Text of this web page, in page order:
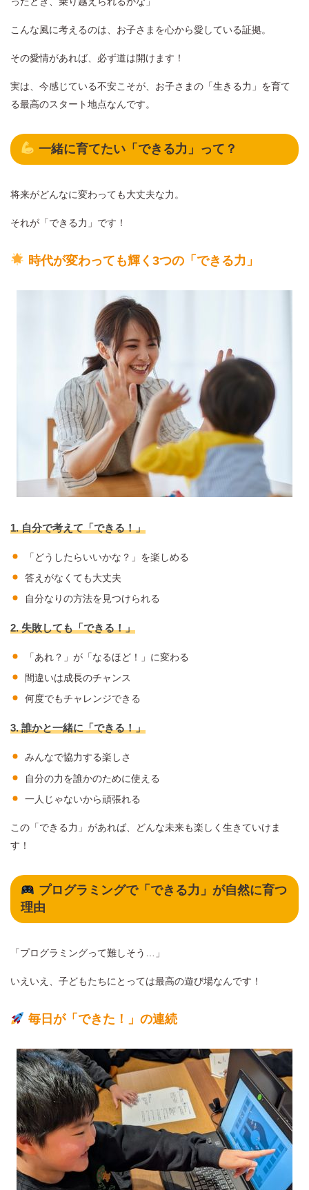
こんな風に考えるのは、お子さまを心から愛している証拠。
その愛情があれば、必ず道は開けます！
実は、今感じている不安こそが、お子さまの「生きる力」を育て
る最高のスタート地点なんです。
一緒に育てたい「できる力」って？
将来がどんなに変わっても大丈夫な力。
それが「できる力」です！
時代が変わっても輝く3つの「できる力」
1. 自分で考えて「できる！」
「どうしたらいいかな？」を楽しめる
答えがなくても大丈夫
自分なりの方法を見つけられる
2. 失敗しても「できる！」
「あれ？」が「なるほど！」に変わる
間違いは成長のチャンス
何度でもチャレンジできる
3. 誰かと一緒に「できる！」
みんなで協力する楽しさ
自分の力を誰かのために使える
一人じゃないから頑張れる
この「できる力」があれば、どんな未来も楽しく生きていけま
す！
プログラミングで「できる力」が自然に育つ
理由
「プログラミングって難しそう…」
いえいえ、子どもたちにとっては最高の遊び場なんです！
毎日が「できた！」の連続